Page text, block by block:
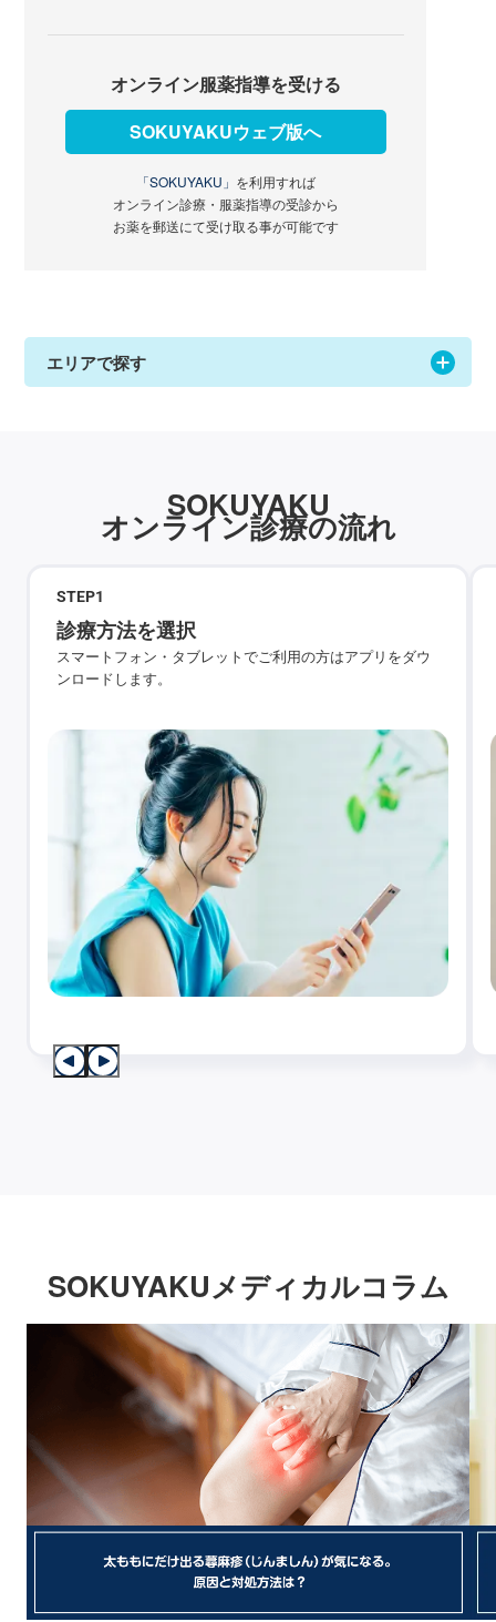
オンライン服薬指導を受ける
SOKUYAKUウェブ版へ
「SOKUYAKU」 を利用すれば
オンライン診療・服薬指導の受診から
お薬を郵送にて受け取る事が可能です
エリアで探す
SOKUYAKU
オンライン診療の流れ
STEP1
診療方法を選択
スマートフォン・タブレットでご利用の方はアプリをダウ
ンロードします。
SOKUYAKUメディカルコラム